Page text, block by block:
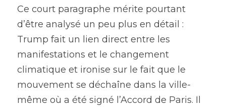
Ce court paragraphe mérite pourtant
d’être analysé un peu plus en détail :
Trump fait un lien direct entre les
manifestations et le changement
climatique et ironise sur le fait que le
mouvement se déchaîne dans la ville-
même où a été signé l’Accord de Paris. Il